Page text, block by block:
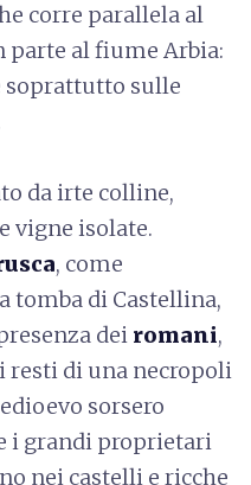
corre parallela al
parte al fiume Arbia:
soprattutto sulle
da irte colline,
vigne isolate.
, come
tomba di Castellina,
dei romani,
resti di una necropoli
sorsero
i grandi proprietari
nei castelli e ricche